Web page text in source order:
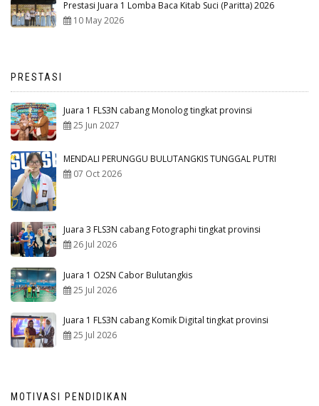
Prestasi Juara 1 Lomba Baca Kitab Suci (Paritta) 2026
10 May 2026
PRESTASI
Juara 1 FLS3N cabang Monolog tingkat provinsi
25 Jun 2027
MENDALI PERUNGGU BULUTANGKIS TUNGGAL PUTRI
07 Oct 2026
Juara 3 FLS3N cabang Fotographi tingkat provinsi
26 Jul 2026
Juara 1 O2SN Cabor Bulutangkis
25 Jul 2026
Juara 1 FLS3N cabang Komik Digital tingkat provinsi
25 Jul 2026
MOTIVASI PENDIDIKAN